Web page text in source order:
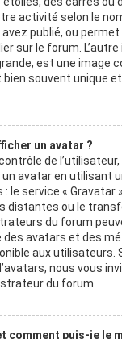
activité selon le
publié, ou
sur le forum. L’autre
est une image
bien souvent unique
un avatar ?
de l’utilisateur,
avatar en utilisant
le service « Gravatar
distantes ou le
du forum
avatars et des
aux utilisateurs.
nous vous
du forum.
comment puis-je le